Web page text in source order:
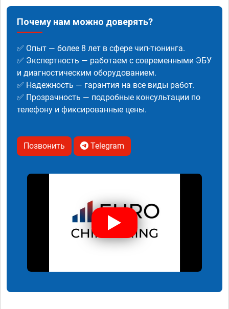
Почему нам можно доверять?
✅ Опыт — более 8 лет в сфере чип-тюнинга.
✅ Экспертность — работаем с современными ЭБУ
и диагностическим оборудованием.
✅ Надежность — гарантия на все виды работ.
✅ Прозрачность — подробные консультации по
телефону и фиксированные цены.
Позвонить Telegram